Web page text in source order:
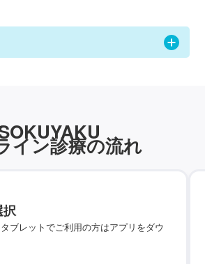
イン診療の流れ
択
ブレットでご利用の方はアプリをダウ